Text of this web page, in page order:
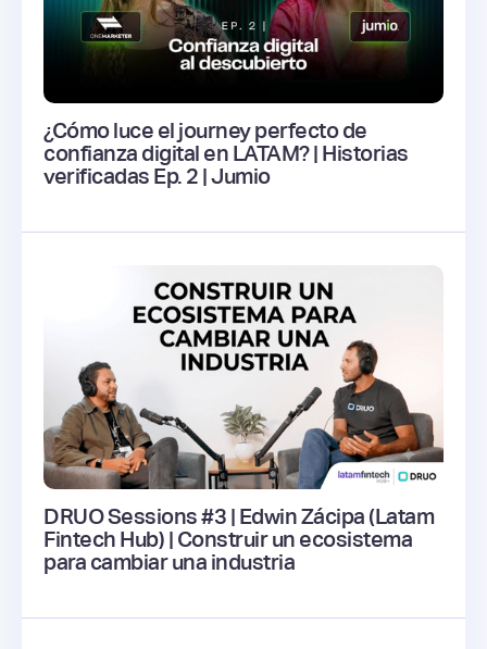
¿Cómo luce el journey perfecto de
confianza digital en LATAM? | Historias
verificadas Ep. 2 | Jumio
DRUO Sessions #3 | Edwin Zácipa (Latam
Fintech Hub) | Construir un ecosistema
para cambiar una industria